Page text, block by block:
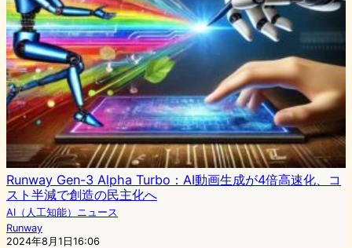
Runway Gen-3 Alpha Turbo：AI動画生成が4倍高速化、コ
スト半減で創造の民主化へ
AI（人工知能）ニュース
Runway
2024年8月1日16:06